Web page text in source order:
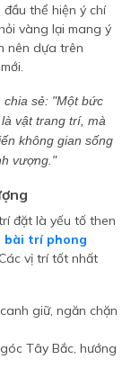
thể hiện ý chí
vàng lại mang ý
nên dựa trên
chia sẻ: "Một bức
vật trang trí, mà
không gian sống
vượng."
đặt là yếu tố then
bài trí phong
vị trí tốt nhất
giữ, ngăn chặn
Tây Bắc, hướng